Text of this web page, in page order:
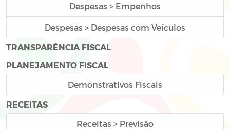
Despesas > Empenhos
Despesas > Despesas com Veículos
TRANSPARÊNCIA FISCAL
PLANEJAMENTO FISCAL
Demonstrativos Fiscais
RECEITAS
Receitas > Previsão